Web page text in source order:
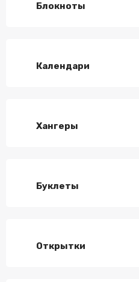
Блокноты
Календари
Хангеры
Буклеты
Открытки